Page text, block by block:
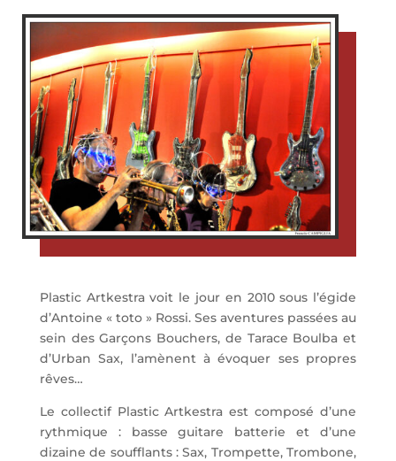
Plastic Artkestra voit le jour en 2010 sous l’égide
d’Antoine « toto » Rossi. Ses aventures passées au
sein des Garçons Bouchers, de Tarace Boulba et
d’Urban Sax, l’amènent à évoquer ses propres
rêves…
Le collectif Plastic Artkestra est composé d’une
rythmique : basse guitare batterie et d’une
dizaine de soufflants : Sax, Trompette, Trombone,